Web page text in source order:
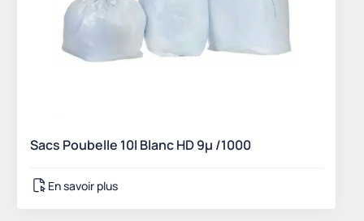
Sacs Poubelle 10l Blanc HD 9µ /1000
En savoir plus